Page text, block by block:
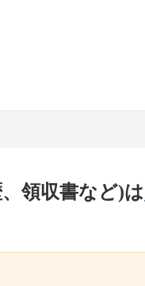
領収書など)は